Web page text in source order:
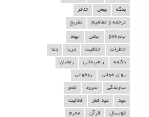
بنگه بهمن تئاتر
ترجمه و مفاهیم تفریح
جام pes جشن جهاد
خاطرات خلاقیت دریا دعا
دکلمه راهپیمایی رمضان
روان خوانی روخوانی
سازندگی سرود شعر
عید عید فطر فعالیت
فوتسال قرآن محرم